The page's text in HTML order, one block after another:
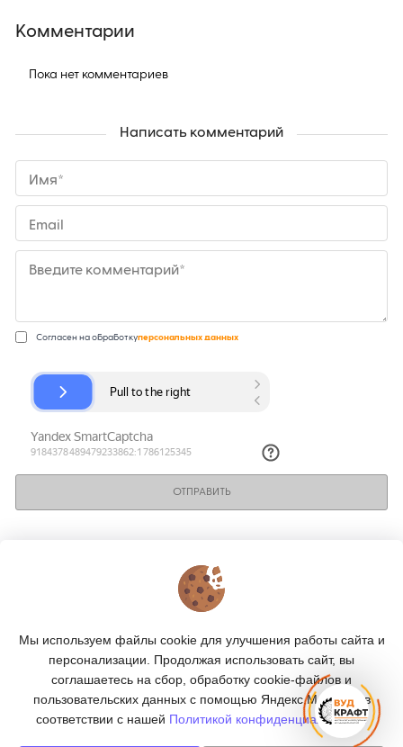
Комментарии
Пока нет комментариев
Написать комментарий
Имя*
Email
Введите комментарий*
Согласен на обработкуперсональных данных
ОТПРАВИТЬ
КАТАЛОГ
ПОДПИСКА
Мы используем файлы cookie для улучшения работы сайта и
персонализации. Продолжая использовать сайт, вы
соглашаетесь на сбор, обработку cookie-файлов и
пользовательских данных с помощью Яндекс.Метрика, в
соответствии с нашей Политикой конфиденциальности.